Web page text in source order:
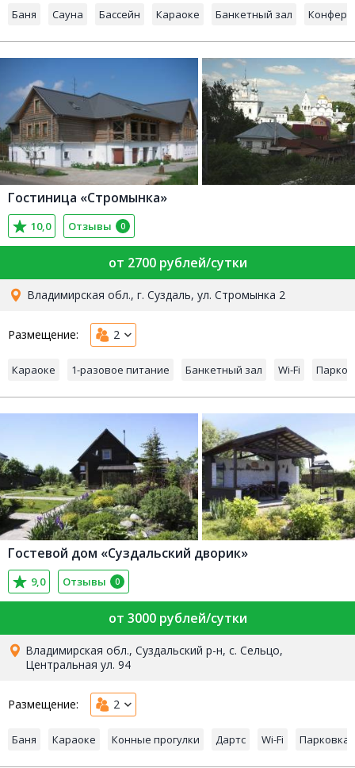
Баня Сауна Бассейн Караоке Банкетный зал
Гостиница «Стромынка»
10,0 Отзывы 0
от 2700 рублей/сутки
Владимирская обл., г. Суздаль, ул. Стромынка 2
Размещение: 2
Караоке 1-разовое питание Банкетный зал Wi-Fi
Гостевой дом «Суздальский дворик»
9,0 Отзывы 0
от 3000 рублей/сутки
Владимирская обл., Суздальский р-н, с. Сельцо,
Центральная ул. 94
Размещение: 2
Баня Караоке Конные прогулки Дартс Wi-Fi Парковка